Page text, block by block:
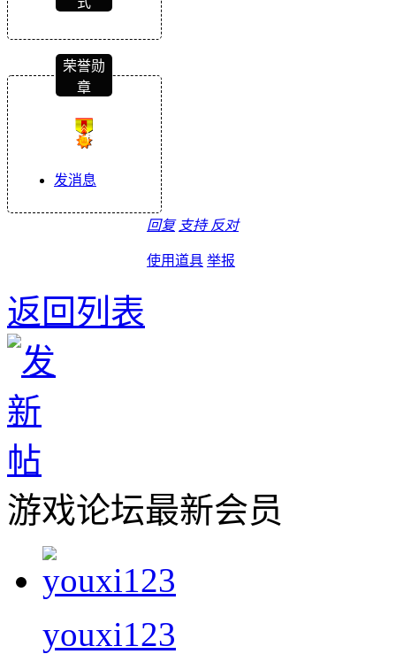
荣誉勋
章
发消息
回复 支持 反对
使用道具 举报
返回列表
游戏论坛最新会员
youxi123